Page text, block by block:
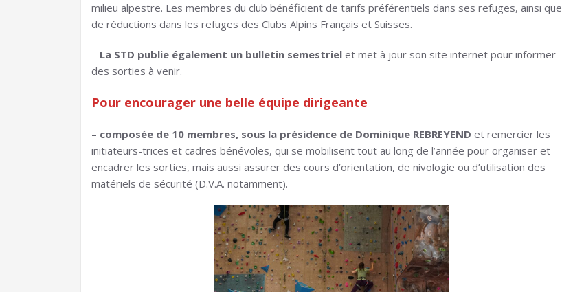
milieu alpestre. Les membres du club bénéficient de tarifs préférentiels dans ses refuges, ainsi que
de réductions dans les refuges des Clubs Alpins Français et Suisses.
– La STD publie également un bulletin semestriel et met à jour son site internet pour informer
des sorties à venir.
Pour encourager une belle équipe dirigeante
– composée de 10 membres, sous la présidence de Dominique REBREYEND et remercier les
initiateurs-trices et cadres bénévoles, qui se mobilisent tout au long de l’année pour organiser et
encadrer les sorties, mais aussi assurer des cours d’orientation, de nivologie ou d’utilisation des
matériels de sécurité (D.V.A. notamment).